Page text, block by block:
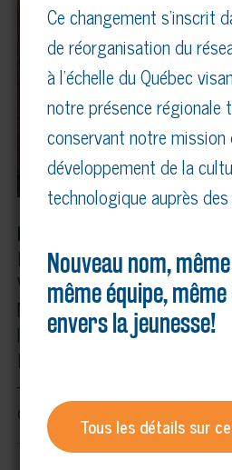
Les neuf récipiendaires, de
Pascal Forget, Mme Julie
Villemure, Mme Marilyne
M. Bruno Chabot pour l’École
l’UQTR, Mme Charline Liar-
Bellerose.
– Crédit photo : Technoscience
du-Québec
Ce changement s’inscrit
de réorganisation du
à l’échelle du Québec
notre présence régionale
conservant notre mission
développement de la
technologique auprès des
Nouveau nom,
même équipe,
envers la jeunesse!
Tous les détails sur